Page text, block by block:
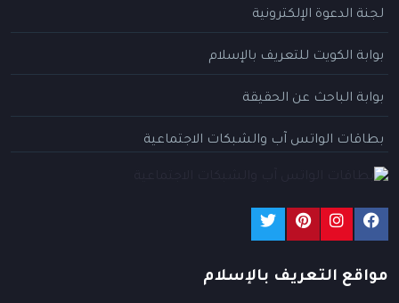
لجنة الدعوة الإلكترونية
بوابة الكويت للتعريف بالإسلام
بوابة الباحث عن الحقيقة
بطاقات الواتس آب والشبكات الاجتماعية
مواقع التعريف بالإسلام